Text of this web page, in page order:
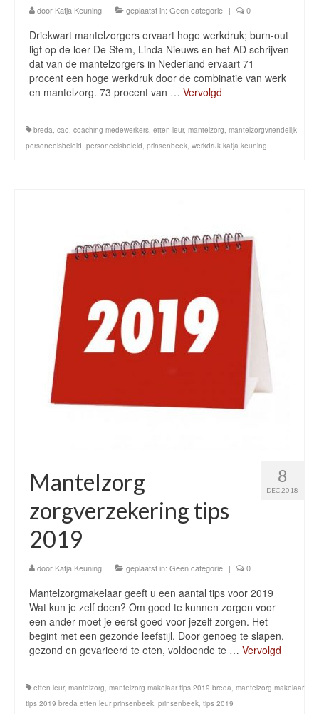
door Katja Keuning | geplaatst in: Geen categorie | 0
Driekwart mantelzorgers ervaart hoge werkdruk; burn-out
ligt op de loer De Stem, Linda Nieuws en het AD schrijven
dat van de mantelzorgers in Nederland ervaart 71
procent een hoge werkdruk door de combinatie van werk
en mantelzorg. 73 procent van … Vervolgd
breda, cao, coaching medewerkers, etten leur, mantelzorg, mantelzorgvriendelijk
personeelsbeleid, personeelsbeleid, prinsenbeek, werkdruk katja keuning
8
DEC 2018
Mantelzorg
zorgverzekering tips
2019
door Katja Keuning | geplaatst in: Geen categorie | 0
Mantelzorgmakelaar geeft u een aantal tips voor 2019
Wat kun je zelf doen? Om goed te kunnen zorgen voor
een ander moet je eerst goed voor jezelf zorgen. Het
begint met een gezonde leefstijl. Door genoeg te slapen,
gezond en gevarieerd te eten, voldoende te … Vervolgd
etten leur, mantelzorg, mantelzorg makelaar tips 2019 breda, mantelzorg makelaar
tips 2019 breda etten leur prinsenbeek, prinsenbeek, tips 2019